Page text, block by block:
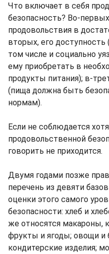
Что включает в себя
безопасность? Во-
продовольствия в
вторых, его доступность
том числе и социально
ему приобретать в
продукты питания); в-
(пища должна быть
нормам).
Если не соблюдается
продовольственной
говорить не приходится.
Двумя годами позже
перечень из девяти
оценки этого самого
безопасности: хлеб и
же относятся макароны,
фрукты и ягоды; овощи и
кондитерские изделия;